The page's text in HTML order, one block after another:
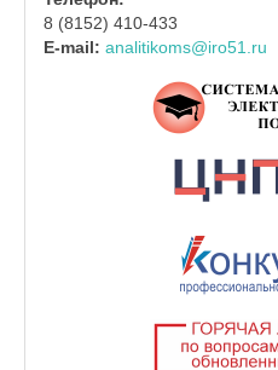
8 (8152) 410-433
E-mail: analitikoms@iro51.ru